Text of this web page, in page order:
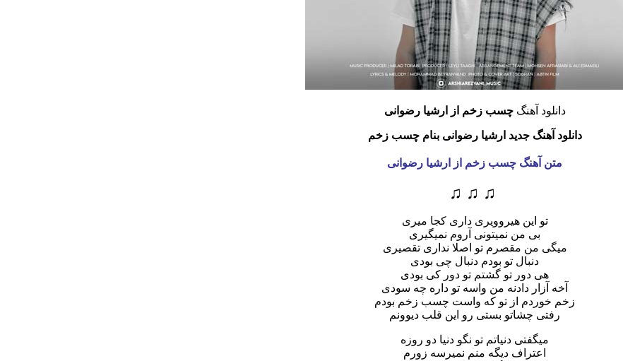
دانلود آهنگچسب زخم از ارشیا رضوانی
دانلود آهنگ جدید ارشیا رضوانی بنام چسب زخم
متن آهنگ چسب زخم از ارشیا رضوانی
♫ ♫ ♫
تو این هیروویری داری کجا میری
بی من نمیتونی آروم نمیگیری
میگی من مقصرم تو اصلا نداری تقصیری
دنبال تو بودم دنبال چی بودی
هی دور تو گشتم تو دور کی بودی
آخه آزار دادنه من واسه تو داره چه سودی
زخم خوردم از تو که واست چسب زخم بودم
رفتی چشاتو بستی رو این قلب دیوونم
میگفتی دنیاتم تو نگو دنیا دو روزه
اعتراف دیگه منم نمیرسه زورم